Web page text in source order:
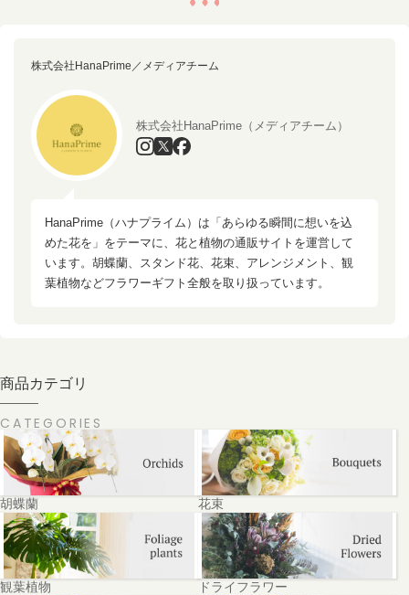
株式会社HanaPrime／メディアチーム
株式会社HanaPrime（メディアチーム）
HanaPrime（ハナプライム）は「あらゆる瞬間に想いを込
めた花を」をテーマに、花と植物の通販サイトを運営して
います。胡蝶蘭、スタンド花、花束、アレンジメント、観
葉植物などフラワーギフト全般を取り扱っています。
商品カテゴリ
CATEGORIES
胡蝶蘭 花束
観葉植物 ドライフラワー